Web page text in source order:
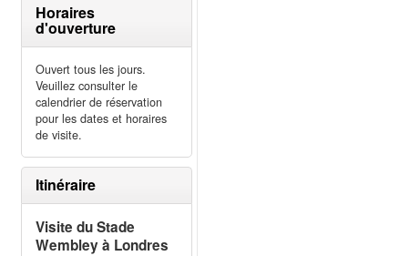
Horaires
d'ouverture
Ouvert tous les jours.
Veuillez consulter le
calendrier de réservation
pour les dates et horaires
de visite.
Itinéraire
Visite du Stade
Wembley à Londres